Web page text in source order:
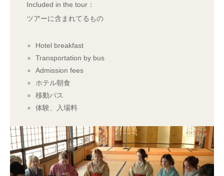
Included in the tour：
ツアーに含まれてるもの
Hotel breakfast
Transportation by bus
Admission fees
ホテル朝食
移動バス
体験、入場料